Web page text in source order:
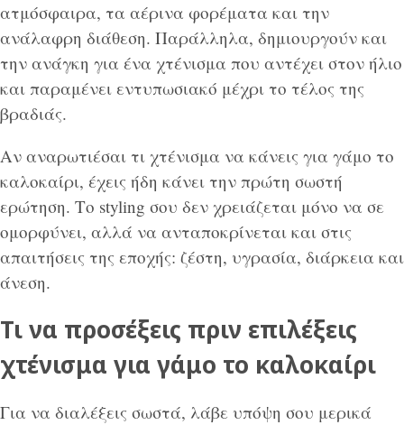
ατμόσφαιρα, τα αέρινα φορέματα και την
ανάλαφρη διάθεση. Παράλληλα, δημιουργούν και
την ανάγκη για ένα χτένισμα που αντέχει στον ήλιο
και παραμένει εντυπωσιακό μέχρι το τέλος της
βραδιάς.
Αν αναρωτιέσαι τι χτένισμα να κάνεις για γάμο το
καλοκαίρι, έχεις ήδη κάνει την πρώτη σωστή
ερώτηση. Το styling σου δεν χρειάζεται μόνο να σε
ομορφύνει, αλλά να ανταποκρίνεται και στις
απαιτήσεις της εποχής: ζέστη, υγρασία, διάρκεια και
άνεση.
Τι να προσέξεις πριν επιλέξεις
χτένισμα για γάμο το καλοκαίρι
Για να διαλέξεις σωστά, λάβε υπόψη σου μερικά